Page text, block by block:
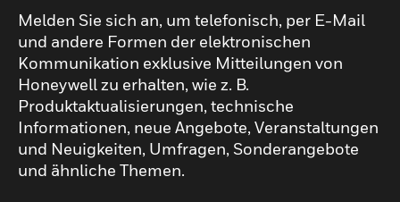
Melden Sie sich an, um telefonisch, per E-Mail
und andere Formen der elektronischen
Kommunikation exklusive Mitteilungen von
Honeywell zu erhalten, wie z. B.
Produktaktualisierungen, technische
Informationen, neue Angebote, Veranstaltungen
und Neuigkeiten, Umfragen, Sonderangebote
und ähnliche Themen.